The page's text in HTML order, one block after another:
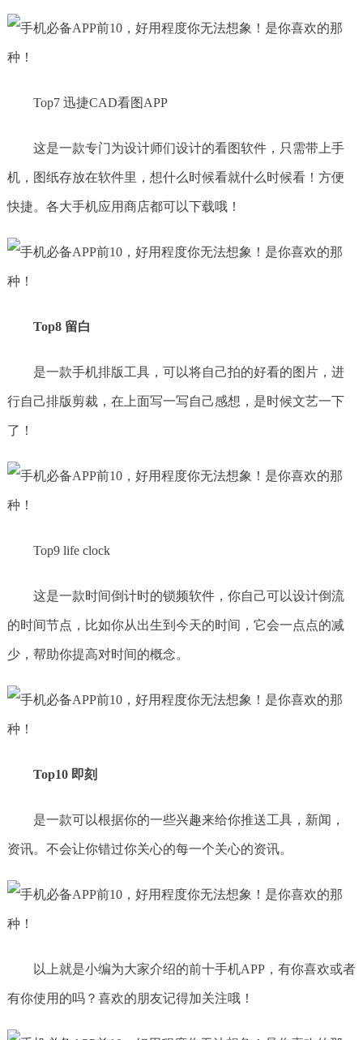
Top7 迅捷CAD看图APP
这是一款专门为设计师们设计的看图软件，只需带上手
机，图纸存放在软件里，想什么时候看就什么时候看！方便
快捷。各大手机应用商店都可以下载哦！
Top8 留白
是一款手机排版工具，可以将自己拍的好看的图片，进
行自己排版剪裁，在上面写一写自己感想，是时候文艺一下
了！
Top9 life clock
这是一款时间倒计时的锁频软件，你自己可以设计倒流
的时间节点，比如你从出生到今天的时间，它会一点点的减
少，帮助你提高对时间的概念。
Top10 即刻
是一款可以根据你的一些兴趣来给你推送工具，新闻，
资讯。不会让你错过你关心的每一个关心的资讯。
以上就是小编为大家介绍的前十手机APP，有你喜欢或者
有你使用的吗？喜欢的朋友记得加关注哦！